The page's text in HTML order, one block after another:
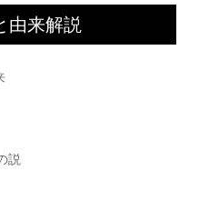
由来解説
説